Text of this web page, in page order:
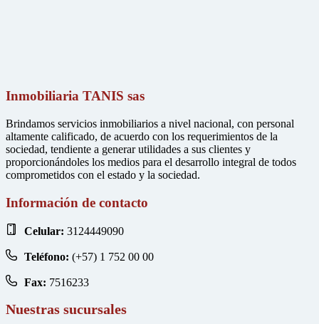
Inmobiliaria TANIS sas
Brindamos servicios inmobiliarios a nivel nacional, con personal
altamente calificado, de acuerdo con los requerimientos de la
sociedad, tendiente a generar utilidades a sus clientes y
proporcionándoles los medios para el desarrollo integral de todos
comprometidos con el estado y la sociedad.
Información de contacto
Celular: 3124449090
Teléfono: (+57) 1 752 00 00
Fax: 7516233
Nuestras sucursales